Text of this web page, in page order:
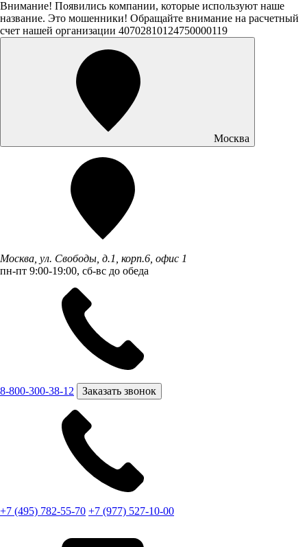
Внимание! Появились компании, которые используют наше
название. Это мошенники! Обращайте внимание на расчетный
счет нашей организации 40702810124750000119
Москва
Москва, ул. Свободы, д.1, корп.6, офис 1
пн-пт 9:00-19:00, сб-вс до обеда
8-800-300-38-12 Заказать звонок
+7 (495) 782-55-70 +7 (977) 527-10-00